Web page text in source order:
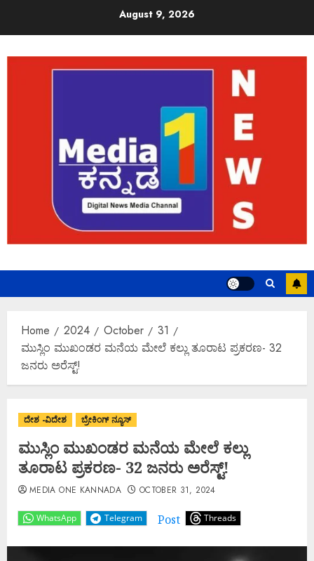
August 9, 2026
Home 2024 October
31
ಮುಸ್ಲಿಂ ಮುಖಂಡರ ಮನೆಯ ಮೇಲೆ ಕಲ್ಲು ತೂರಾಟ ಪ್ರಕರಣ- 32
ಜನರು ಅರೆಸ್ಟ್!
ದೇಶ -ವಿದೇಶ ಬ್ರೇಕಿಂಗ್ ನ್ಯೂಸ್
ಮುಸ್ಲಿಂ ಮುಖಂಡರ ಮನೆಯ ಮೇಲೆ ಕಲ್ಲು
ತೂರಾಟ ಪ್ರಕರಣ- 32 ಜನರು ಅರೆಸ್ಟ್!
WhatsApp Telegram Post Threads
MEDIA ONE KANNADA OCTOBER 31, 2024